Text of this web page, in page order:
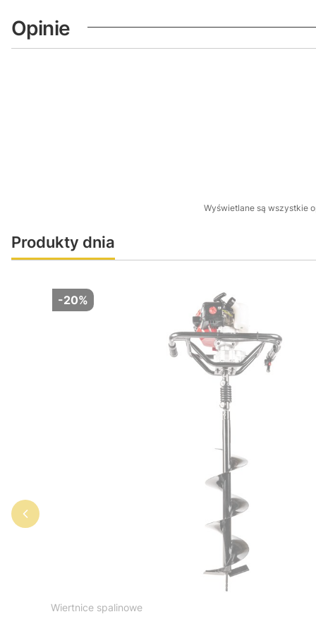
Opinie
Wyświetlane są wszystkie
Produkty dnia
-20%
Wiertnice spalinowe